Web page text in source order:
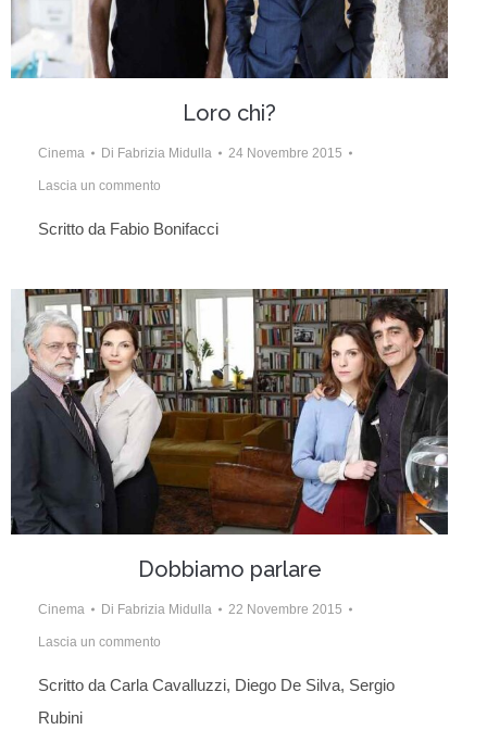
Loro chi?
Cinema Di Fabrizia Midulla 24 Novembre 2015
Lascia un commento
Scritto da Fabio Bonifacci
Dobbiamo parlare
Cinema Di Fabrizia Midulla 22 Novembre 2015
Lascia un commento
Scritto da Carla Cavalluzzi, Diego De Silva, Sergio
Rubini